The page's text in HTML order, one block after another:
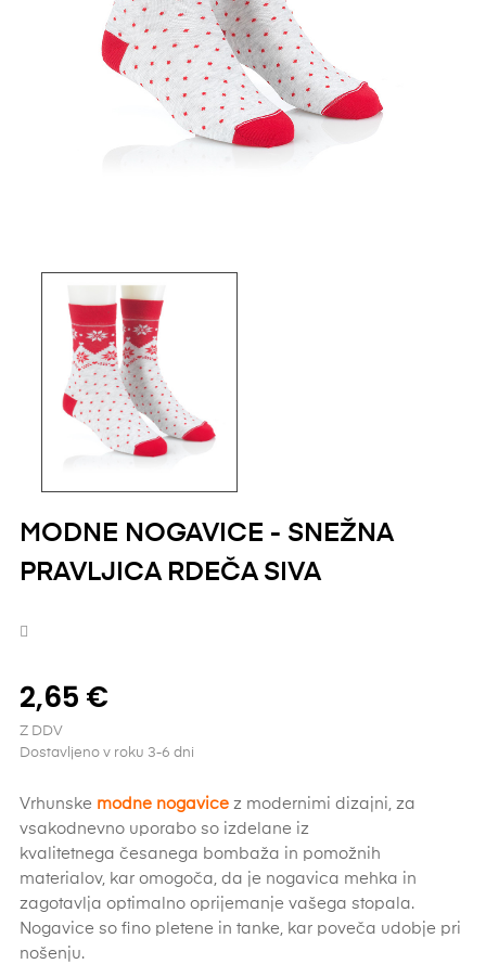
MODNE NOGAVICE - SNEŽNA
PRAVLJICA RDEČA SIVA
2,65 €
Z DDV
Dostavljeno v roku 3-6 dni
Vrhunske modne nogavice z modernimi dizajni, za
vsakodnevno uporabo so izdelane iz
kvalitetnega česanega bombaža in pomožnih
materialov, kar omogoča, da je nogavica mehka in
zagotavlja optimalno oprijemanje vašega stopala.
Nogavice so fino pletene in tanke, kar poveča udobje pri
nošenju.